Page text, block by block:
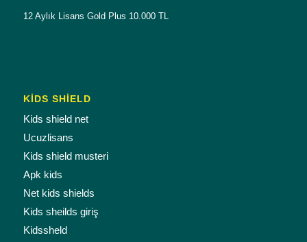
12 Aylık Lisans Gold Plus 10.000 TL
KİDS SHİELD
Kids shield net
Ucuzlisans
Kids shield musteri
Apk kids
Net kids shields
Kids sheilds giriş
Kidssheld